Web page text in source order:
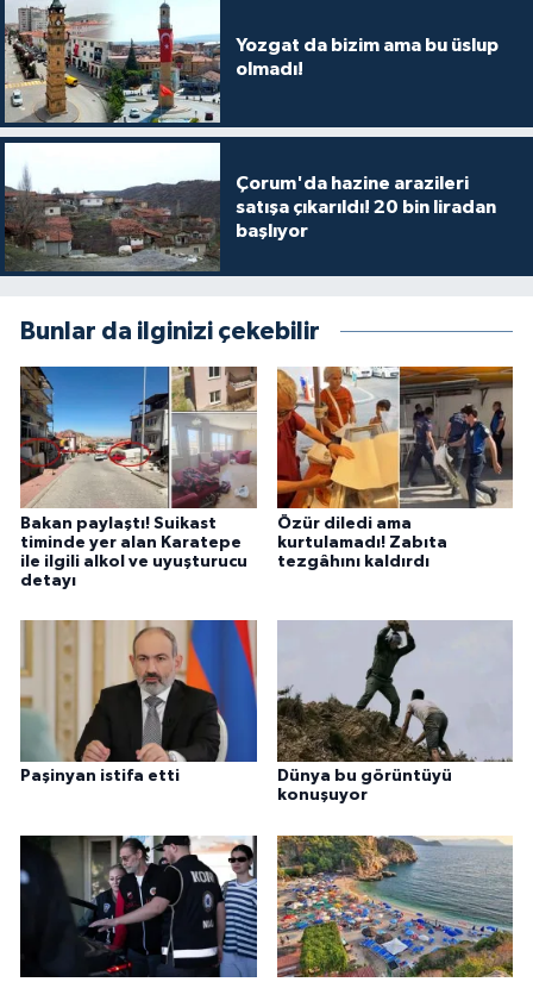
Yozgat da bizim ama bu üslup
olmadı!
Çorum'da hazine arazileri
satışa çıkarıldı! 20 bin liradan
başlıyor
Bunlar da ilginizi çekebilir
Bakan paylaştı! Suikast
timinde yer alan Karatepe
ile ilgili alkol ve uyuşturucu
detayı
Özür diledi ama
kurtulamadı! Zabıta
tezgâhını kaldırdı
Paşinyan istifa etti
Dünya bu görüntüyü
konuşuyor